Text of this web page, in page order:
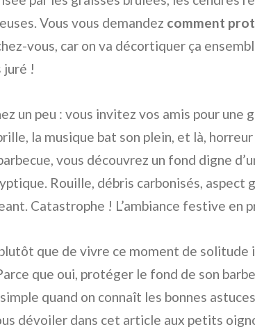
Vous vous demandez comment
vous, car on va décortiquer ça
juré !
un peu : vous invitez vos amis pour une
la musique bat son plein, et là,
vous découvrez un fond digne
Rouille, débris carbonisés, aspect
Catastrophe ! L’ambiance festive en
que de vivre ce moment de solitude
que oui, protéger le fond de son
quand on connaît les bonnes
dévoiler dans cet article aux petits